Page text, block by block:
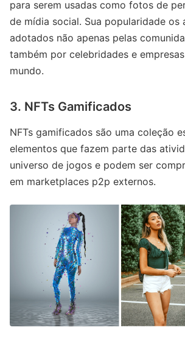
para serem usadas como fotos de
de mídia social. Sua popularidade os
adotados não apenas pelas
também por celebridades e
mundo.
3. NFTs Gamificados
NFTs gamificados são uma coleção
elementos que fazem parte das
universo de jogos e podem ser
em marketplaces p2p externos.